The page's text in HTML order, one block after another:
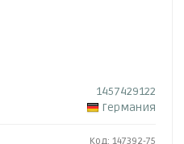
1457429122
Германия
Код: 147392-75